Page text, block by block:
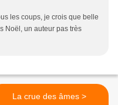
les coups, je crois que belle
Noël, un auteur pas très
La crue des âmes >